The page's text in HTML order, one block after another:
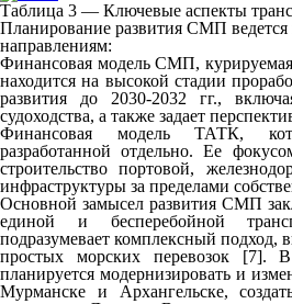
Таблица 3 — Ключевые аспекты
Планирование развития СМП
направлениям:
Финансовая модель СМП,
находится на высокой стадии
развития до 2030-2032 гг.,
судоходства, а также задает
Финансовая модель ТАТК,
разработанной отдельно. Ее
строительство портовой,
инфраструктуры за пределами
Основной замысел развития СМП
единой и бесперебойной
подразумевает комплексный подход,
простых морских перевозок [7].
планируется модернизировать и
Мурманске и Архангельске,